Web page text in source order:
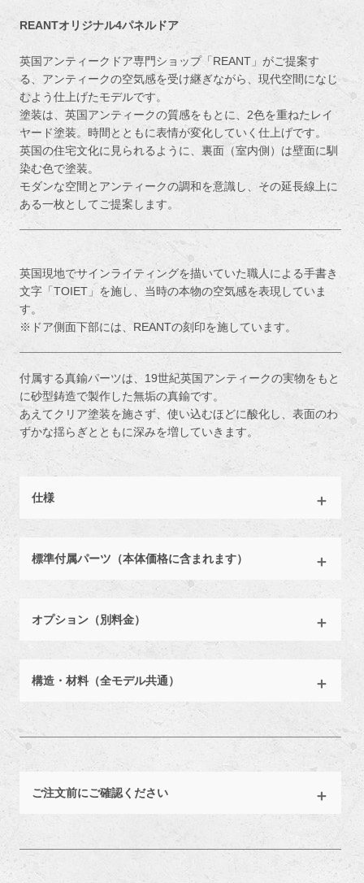
REANTオリジナル4パネルドア
英国アンティークドア専門ショップ「REANT」がご提案す
る、アンティークの空気感を受け継ぎながら、現代空間になじ
むよう仕上げたモデルです。
塗装は、英国アンティークの質感をもとに、2色を重ねたレイ
ヤード塗装。時間とともに表情が変化していく仕上げです。
英国の住宅文化に見られるように、裏面（室内側）は壁面に馴
染む色で塗装。
モダンな空間とアンティークの調和を意識し、その延長線上に
ある一枚としてご提案します。
英国現地でサインライティングを描いていた職人による手書き
文字「TOIET」を施し、当時の本物の空気感を表現していま
す。
※ドア側面下部には、REANTの刻印を施しています。
付属する真鍮パーツは、19世紀英国アンティークの実物をもと
に砂型鋳造で製作した無垢の真鍮です。
あえてクリア塗装を施さず、使い込むほどに酸化し、表面のわ
ずかな揺らぎとともに深みを増していきます。
仕様
標準付属パーツ（本体価格に含まれます）
オプション（別料金）
構造・材料（全モデル共通）
ご注文前にご確認ください